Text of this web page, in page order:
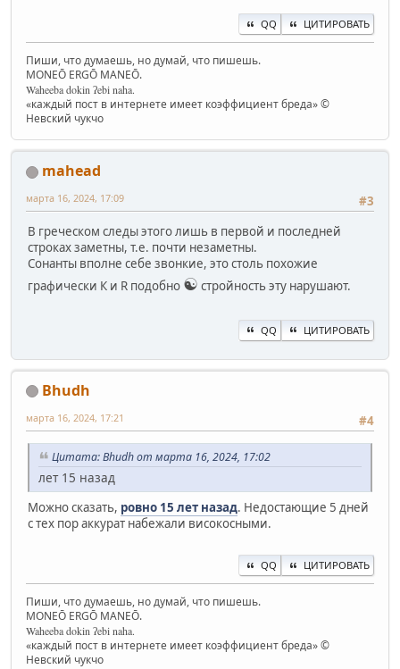
QQ ЦИТИРОВАТЬ
Пиши, что думаешь, но думай, что пишешь.
MONEŌ ERGŌ MANEŌ.
Waheeba dokin ʔebi naha.
«каждый пост в интернете имеет коэффициент бреда» ©
Невский чукчо
mahead
#3
марта 16, 2024, 17:09
В греческом следы этого лишь в первой и последней
строках заметны, т.е. почти незаметны.
Сонанты вполне себе звонкие, это столь похожие
графически К и R подобно ☯ стройность эту нарушают.
QQ ЦИТИРОВАТЬ
Bhudh
#4
марта 16, 2024, 17:21
Цитата: Bhudh от марта 16, 2024, 17:02
лет 15 назад
Можно сказать, ровно 15 лет назад. Недостающие 5 дней
с тех пор аккурат набежали високосными.
QQ ЦИТИРОВАТЬ
Пиши, что думаешь, но думай, что пишешь.
MONEŌ ERGŌ MANEŌ.
Waheeba dokin ʔebi naha.
«каждый пост в интернете имеет коэффициент бреда» ©
Невский чукчо